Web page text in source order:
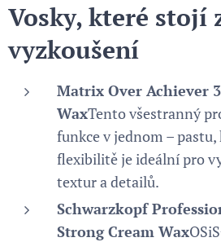
Vosky, které stojí
vyzkoušení
Matrix Over Achiever
WaxTento všestranný
funkce v jednom – pastu,
flexibilitě je ideální pro
textur a detailů.
Schwarzkopf
Strong Cream Wax